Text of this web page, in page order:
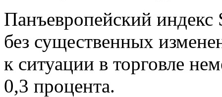
Панъевропейский индекс
без существенных
к ситуации в торговле
0,3 процента.